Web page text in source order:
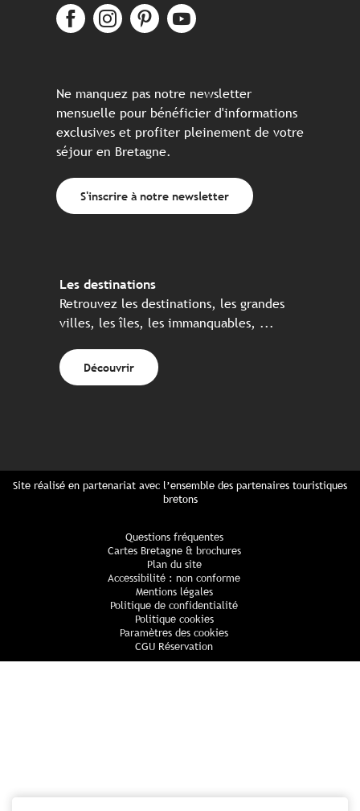
Ne manquez pas notre newsletter
mensuelle pour bénéficier d'informations
exclusives et profiter pleinement de votre
séjour en Bretagne.
S'inscrire à notre newsletter
Les destinations
Retrouvez les destinations, les grandes
villes, les îles, les immanquables, ...
Découvrir
Site réalisé en partenariat avec l’ensemble des partenaires touristiques
bretons
Questions fréquentes
Cartes Bretagne & brochures
Plan du site
Accessibilité : non conforme
Mentions légales
Politique de confidentialité
Politique cookies
Paramètres des cookies
CGU Réservation